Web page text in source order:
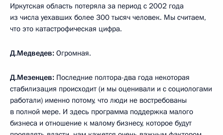
Иркутская область потеряла за период с 2002 года
из числа уехавших более 300 тысяч человек. Мы считаем,
что это катастрофическая цифра.
Д.Медведев: Огромная.
Д.Мезенцев: Последние полтора-два года некоторая
стабилизация происходит (и мы оценивали и с социологами
работали) именно потому, что люди не востребованы
в полной мере. И здесь программа поддержка малого
бизнеса и отношение к малому бизнесу, которое будут